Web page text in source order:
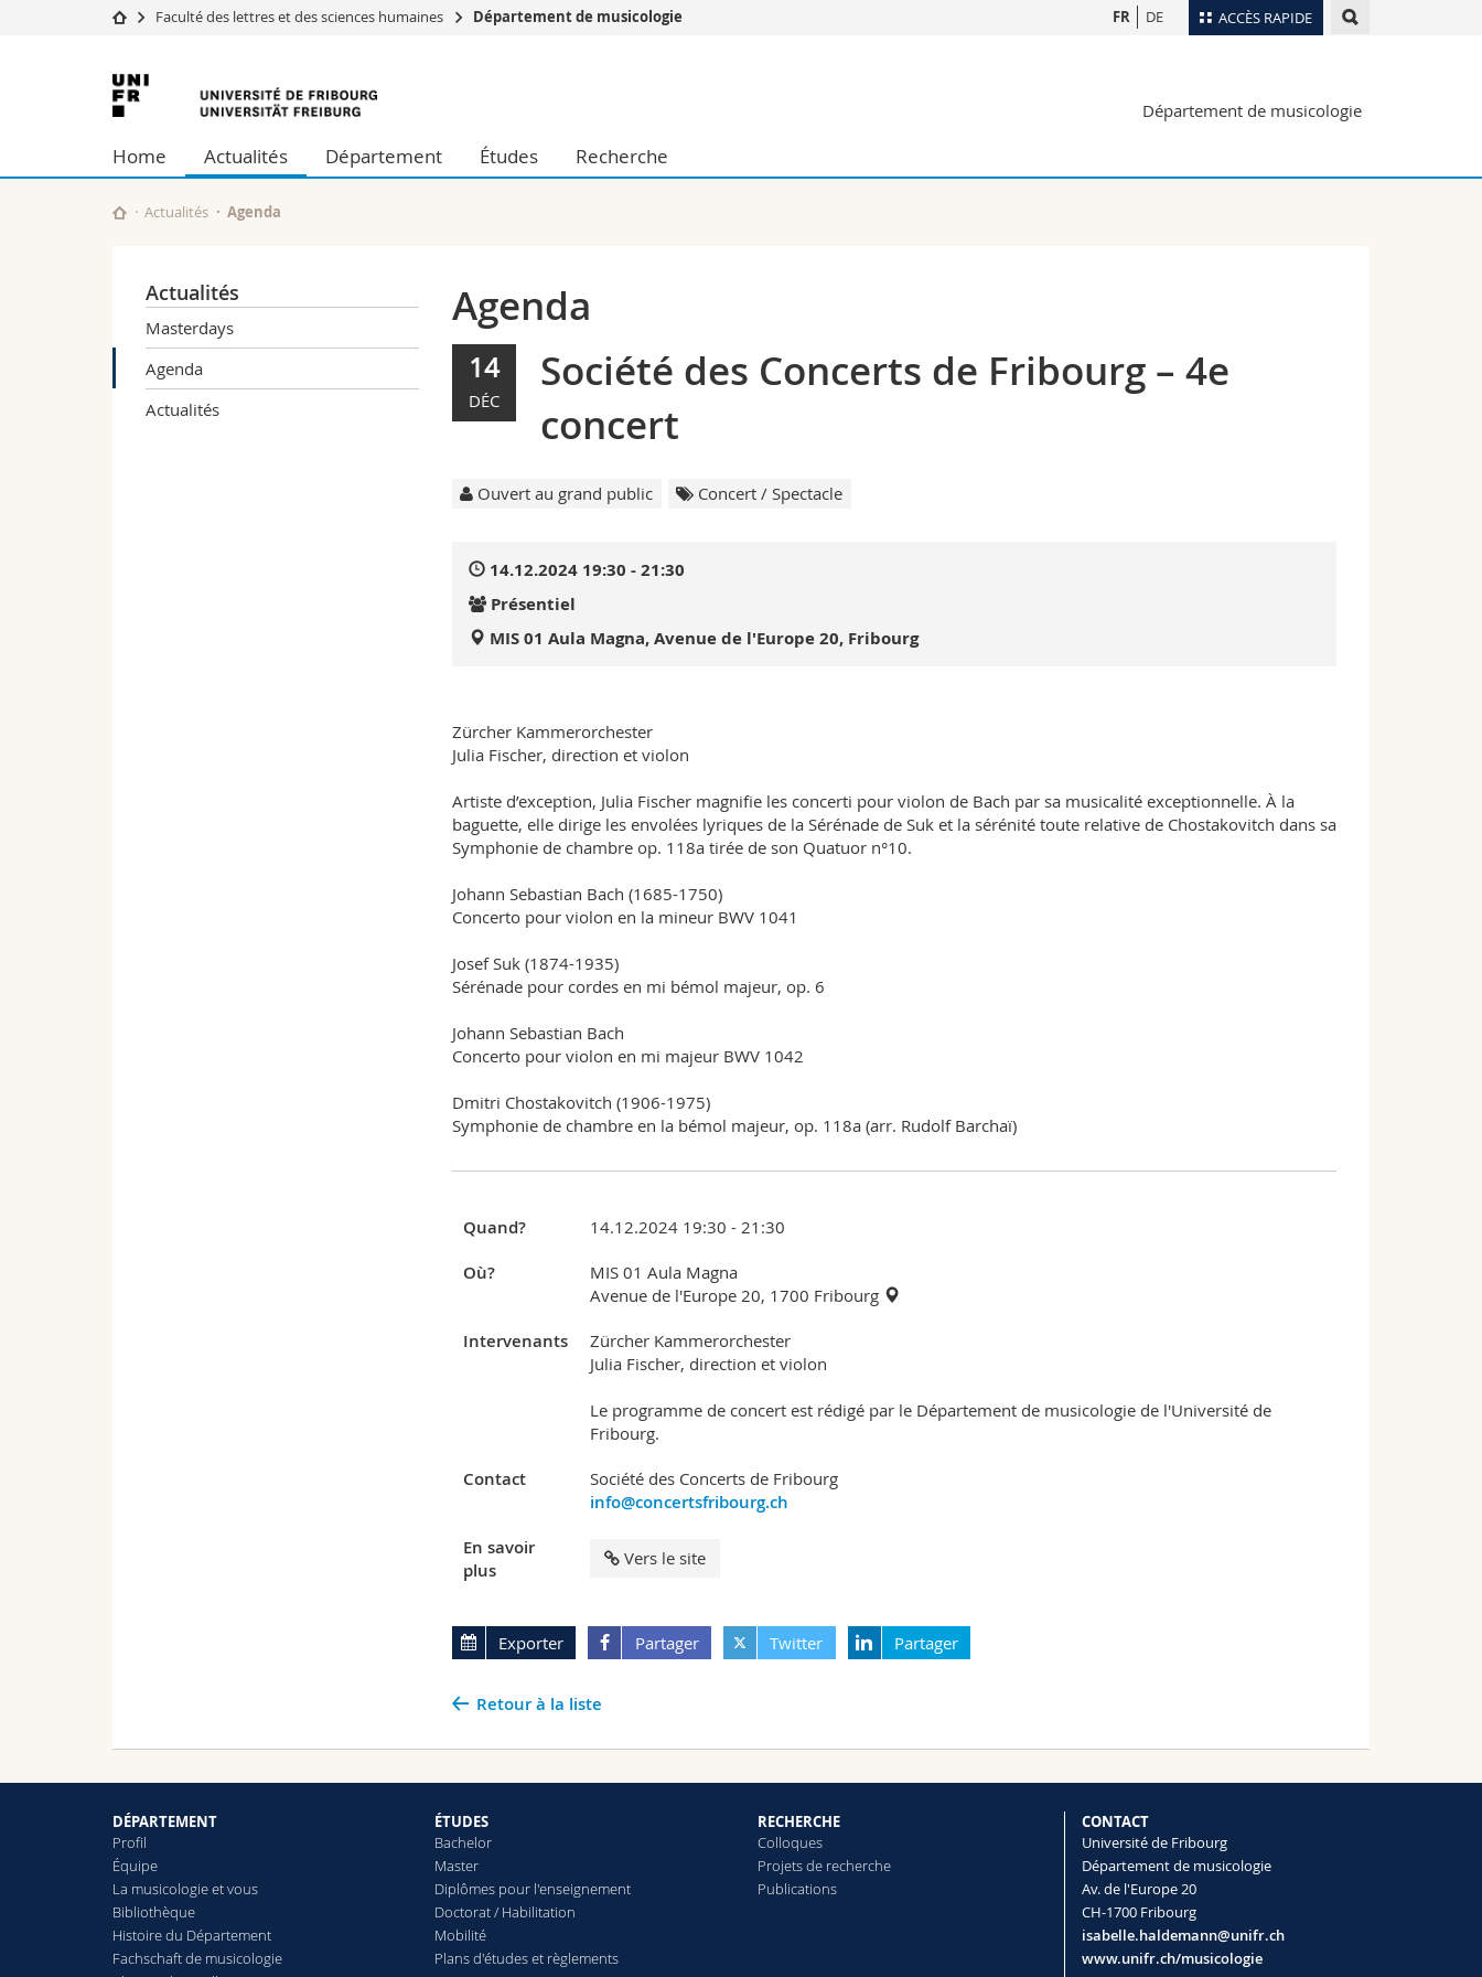
ACCÈS RAPIDE
Université
Recherche
Université
Formation continue
Sciences économiques et sociales et management
Lettres et sciences humaines
Chercheurs
Plan d'accès
Webmail
FR DE
Faculté des lettres et des sciences humaines Département de musicologie
Université
de
Fribourg
Département de musicologie
Home Actualités Département Études Recherche
Actualités Agenda
Actualités
Masterdays
Agenda
Actualités
Agenda
14
DÉC
Société des Concerts de Fribourg – 4e
concert
Ouvert au grand public Concert / Spectacle
14.12.2024 19:30 - 21:30
Présentiel
MIS 01 Aula Magna, Avenue de l'Europe 20, Fribourg
Zürcher Kammerorchester
Julia Fischer, direction et violon
Artiste d’exception, Julia Fischer magnifie les concerti pour violon de Bach par sa musicalité exceptionnelle. À la
baguette, elle dirige les envolées lyriques de la Sérénade de Suk et la sérénité toute relative de Chostakovitch dans sa
Symphonie de chambre op. 118a tirée de son Quatuor n°10.
Johann Sebastian Bach (1685-1750)
Concerto pour violon en la mineur BWV 1041
Josef Suk (1874-1935)
Sérénade pour cordes en mi bémol majeur, op. 6
Johann Sebastian Bach
Concerto pour violon en mi majeur BWV 1042
Dmitri Chostakovitch (1906-1975)
Symphonie de chambre en la bémol majeur, op. 118a (arr. Rudolf Barchaï)
Quand? 14.12.2024 19:30 - 21:30
Où?
MIS 01 Aula Magna
Avenue de l'Europe 20, 1700 Fribourg
Intervenants
Zürcher Kammerorchester
Julia Fischer, direction et violon
Le programme de concert est rédigé par le Département de musicologie de l'Université de
Fribourg.
Contact Société des Concerts de Fribourg
info@concertsfribourg.ch
En savoir
plus
Vers le site
Exporter Partager Twitter Partager
Retour à la liste
DÉPARTEMENT
Profil
Équipe
La musicologie et vous
Bibliothèque
Histoire du Département
Fachschaft de musicologie
ÉTUDES
Bachelor
Master
Diplômes pour l'enseignement
Doctorat / Habilitation
Mobilité
Plans d'études et règlements
RECHERCHE
Colloques
Projets de recherche
Publications
CONTACT
Université de Fribourg
Département de musicologie
Av. de l'Europe 20
CH-1700 Fribourg
isabelle.haldemann@unifr.ch
www.unifr.ch/musicologie